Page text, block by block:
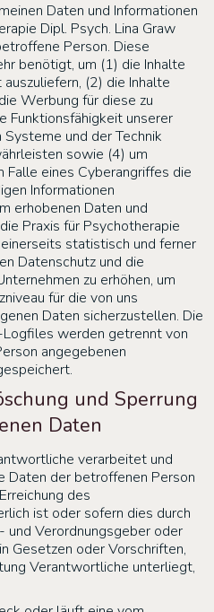
Daten und Informationen
Dipl. Psych. Lina Graw
Person. Diese
benötigt, um (1) die Inhalte
(2) die Inhalte
Werbung für diese zu
Funktionsfähigkeit unserer
und der Technik
sowie (4) um
eines Cyberangriffes die
Informationen
erhobenen Daten und
Praxis für Psychotherapie
statistisch und ferner
Datenschutz und die
zu erhöhen, um
für die von uns
Daten sicherzustellen. Die
werden getrennt von
angegebenen
und Sperrung
Daten
verarbeitet und
Daten der betroffenen Person
des
ist oder sofern dies durch
und Verordnungsgeber oder
Gesetzen oder Vorschriften,
Verantwortliche unterliegt,